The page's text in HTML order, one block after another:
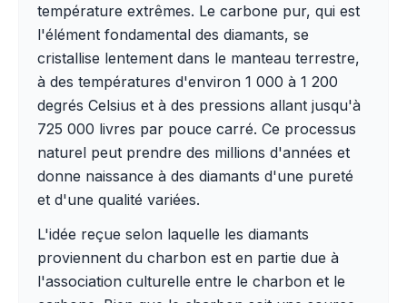
température extrêmes. Le carbone pur, qui est
l'élément fondamental des diamants, se
cristallise lentement dans le manteau terrestre,
à des températures d'environ 1 000 à 1 200
degrés Celsius et à des pressions allant jusqu'à
725 000 livres par pouce carré. Ce processus
naturel peut prendre des millions d'années et
donne naissance à des diamants d'une pureté
et d'une qualité variées.
L'idée reçue selon laquelle les diamants
proviennent du charbon est en partie due à
l'association culturelle entre le charbon et le